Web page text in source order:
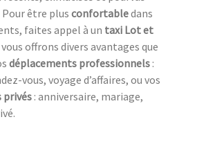
Pour être plus confortabledans
faites appel à un taxi Lot et
offrons divers avantages que
déplacements professionnels :
vous, voyage d’affaires, ou vos
privés : anniversaire, mariage,